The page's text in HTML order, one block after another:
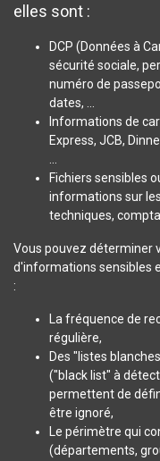
elles sont :
DCP (Données à
sécurité sociale,
numéro de
dates, ...
Informations de
Express, JCB,
Fichiers sensibles
informations sur
techniques,
Vous pouvez déterminer
d'informations sensibles
:
La fréquence de
régulière,
Des "listes
("black list" à
permettent de
être ignoré,
Le périmètre qui
(départements,